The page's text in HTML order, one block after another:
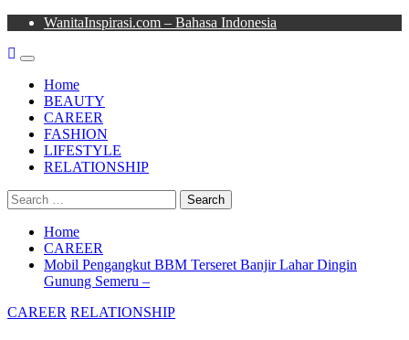
Skip
content
WanitaInspirasi.com – Bahasa Indonesia
Primary
MenuHome
BEAUTY
CAREER
FASHION
LIFESTYLE
RELATIONSHIP
Search
for:
Home
CAREER
Mobil Pengangkut BBM Terseret Banjir Lahar Dingin
Gunung Semeru –
CAREER RELATIONSHIP